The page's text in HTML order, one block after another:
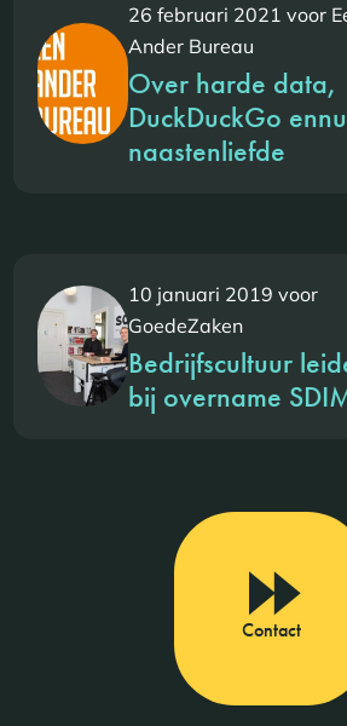
26 februari 2021 voor
Ander Bureau
Over harde data,
DuckDuckGo
naastenliefde
10 januari 2019 voor
GoedeZaken
Bedrijfscultuur
bij overname
Contact